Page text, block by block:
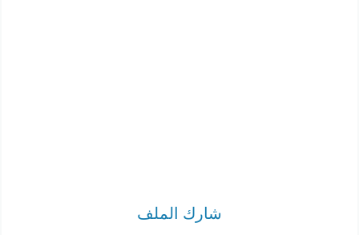
شارك الملف